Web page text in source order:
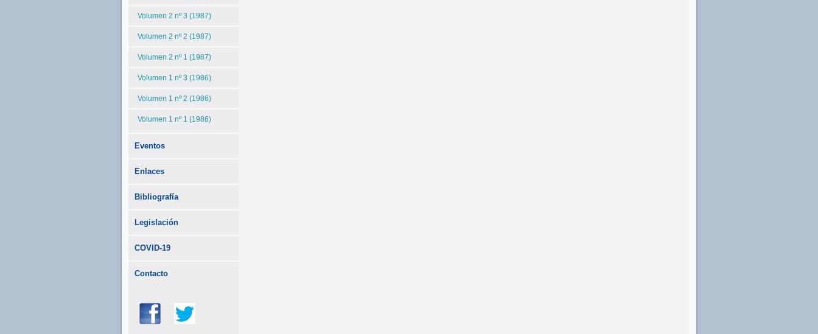
Volumen 2 nº 3 (1987)
Volumen 2 nº 2 (1987)
Volumen 2 nº 1 (1987)
Volumen 1 nº 3 (1986)
Volumen 1 nº 2 (1986)
Volumen 1 nº 1 (1986)
Eventos
Enlaces
Bibliografía
Legislación
COVID-19
Contacto